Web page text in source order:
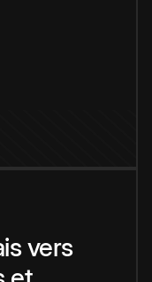
vers